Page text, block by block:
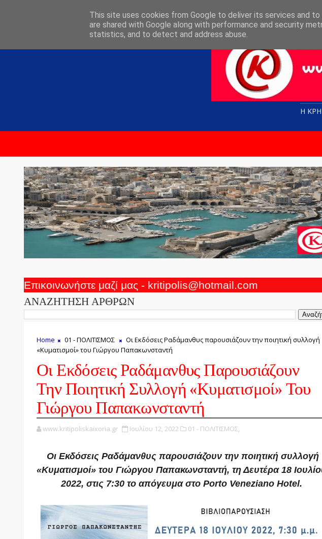
Η
Επικοινωνήστε μαζί μας - kritipolis@hotmail.com
ΑΝΑΖΗΤΗΣΗ ΑΡΘΡΩΝ
Home 01 - ΠΟΛΙΤΙΣΜΟΣ
Οι Εκδόσεις Ραδάμανθυς παρουσιάζουν την ποιητική συλλογή
«Κυματισμοί» του Γιώργου Παπακωνσταντή
Οι Εκδόσεις Ραδάμανθυς Παρουσιάζουν
Την Ποιητική Συλλογή «Κυματισμοί» Του
Γιώργου Παπακωνσταντή
www.kritipoliskaixoria.gr Ιουλίου 12, 2022 01 - ΠΟΛΙΤΙΣΜΟΣ,
Οι Εκδόσεις Ραδάμανθυς παρουσιάζουν την ποιητική συλλογή
«Κυματισμοί» του Γιώργου Παπακωνσταντή, τη Δευτέρα 18
2022, στις 7:30 το απόγευμα στο Porto Veneziano Hotel.
This site uses cookies from Google to deliver its services and
are shared with Google along with performance and security
statistics, and to detect and address abuse.